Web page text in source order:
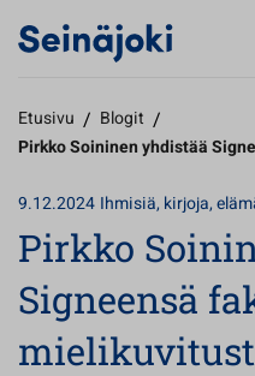
Etusivu / Blogit /
Pirkko Soininen yhdistää
9.12.2024 Ihmisiä, kirjoja,
Pirkko
Signeensä